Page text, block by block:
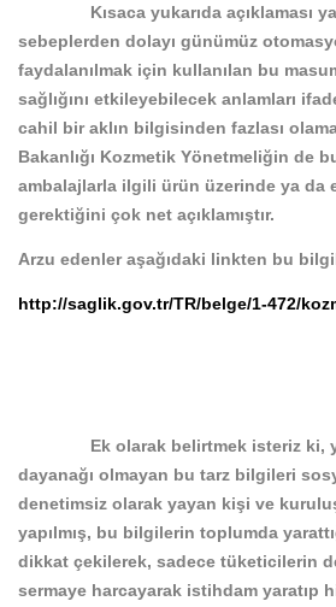
Kısaca yukarıda açıklaması
sebeplerden dolayı günümüz
faydalanılmak için kullanılan bu
sağlığını etkileyebilecek anlamları
cahil bir aklın bilgisinden fazlası
Bakanlığı Kozmetik Yönetmeliğin de
ambalajlarla ilgili ürün üzerinde ya da
gerektiğini çok net açıklamıştır.
Arzu edenler aşağıdaki linkten bu
http://saglik.gov.tr/TR/belge/1-472/
Ek olarak belirtmek isteriz ki,
dayanağı olmayan bu tarz bilgileri
denetimsiz olarak yayan kişi ve
yapılmış, bu bilgilerin toplumda
dikkat çekilerek, sadece tüketicilerin
sermaye harcayarak istihdam yaratıp